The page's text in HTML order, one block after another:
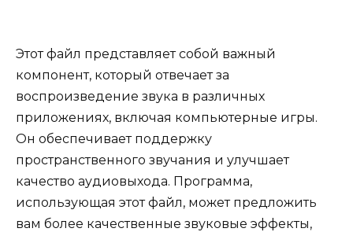
Этот файл представляет собой важный
компонент, который отвечает за
воспроизведение звука в различных
приложениях, включая компьютерные игры.
Он обеспечивает поддержку
пространственного звучания и улучшает
качество аудиовыхода. Программа,
использующая этот файл, может предложить
вам более качественные звуковые эффекты,